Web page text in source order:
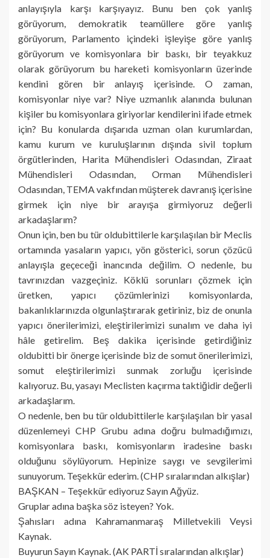
anlayışıyla karşı karşıyayız. Bunu ben çok yanlış
görüyorum, demokratik teamüllere göre yanlış
görüyorum, Parlamento içindeki işleyişe göre yanlış
görüyorum ve komisyonlara bir baskı, bir teyakkuz
olarak görüyorum bu hareketi komisyonların üzerinde
kendini gören bir anlayış içerisinde. O zaman,
komisyonlar niye var? Niye uzmanlık alanında bulunan
kişiler bu komisyonlara giriyorlar kendilerini ifade etmek
için? Bu konularda dışarıda uzman olan kurumlardan,
kamu kurum ve kuruluşlarının dışında sivil toplum
örgütlerinden, Harita Mühendisleri Odasından, Ziraat
Mühendisleri Odasından, Orman Mühendisleri
Odasından, TEMA vakfından müşterek davranış içerisine
girmek için niye bir arayışa girmiyoruz değerli
arkadaşlarım?
Onun için, ben bu tür oldubittilerle karşılaşılan bir Meclis
ortamında yasaların yapıcı, yön gösterici, sorun çözücü
anlayışla geçeceği inancında değilim. O nedenle, bu
tavrınızdan vazgeçiniz. Köklü sorunları çözmek için
üretken, yapıcı çözümlerinizi komisyonlarda,
bakanlıklarınızda olgunlaştırarak getiriniz, biz de onunla
yapıcı önerilerimizi, eleştirilerimizi sunalım ve daha iyi
hâle getirelim. Beş dakika içerisinde getirdiğiniz
oldubitti bir önerge içerisinde biz de somut önerilerimizi,
somut eleştirilerimizi sunmak zorluğu içerisinde
kalıyoruz. Bu, yasayı Meclisten kaçırma taktiğidir değerli
arkadaşlarım.
O nedenle, ben bu tür oldubittilerle karşılaşılan bir yasal
düzenlemeyi CHP Grubu adına doğru bulmadığımızı,
komisyonlara baskı, komisyonların iradesine baskı
olduğunu söylüyorum. Hepinize saygı ve sevgilerimi
sunuyorum. Teşekkür ederim. (CHP sıralarından alkışlar)
BAŞKAN – Teşekkür ediyoruz Sayın Ağyüz.
Gruplar adına başka söz isteyen? Yok.
Şahısları adına Kahramanmaraş Milletvekili Veysi
Kaynak.
Buyurun Sayın Kaynak. (AK PARTİ sıralarından alkışlar)